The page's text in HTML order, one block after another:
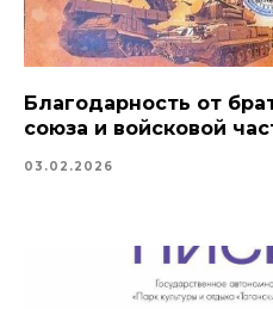
Благодарность от
союза и войсковой
03.02.2026